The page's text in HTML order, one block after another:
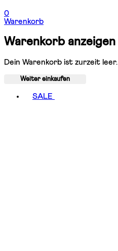
0
Warenkorb
Warenkorb anzeigen
Dein Warenkorb ist zurzeit leer.
Weiter einkaufen
SALE